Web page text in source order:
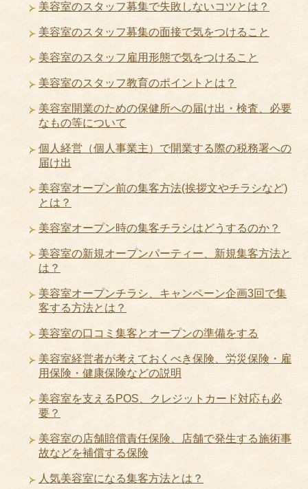
美容室のスタッフ募集で失敗しないコツとは？
美容室のスタッフ募集の面接で気をつけること
美容室のスタッフ雇用形態で気をつけること
美容室のスタッフ教育のポイントとは？
美容室開業のための保健所への届け出・検査、必要
なもの等について
個人経営（個人事業主）で開業する際の税務署への
届け出
美容室オープン前の集客方法(挨拶文やチラシなど)
とは？
美容室オープン時の集客チラシはどうするのか？
美容室の新規オープンパーティー、新規集客方法と
は？
美容室オープンチラシ、キャンペーン企画3回で集
客する方法とは？
美容室の口コミ集客とオープンの準備をする
美容室経営者が考えておくべき保険、労災保険・雇
用保険・健康保険などの説明
美容室を支えるPOS、クレジットカード対応も必
要？
美容室の店舗賠償責任保険、店舗で発生する施術事
故などを補償する保険
人気美容室になる集客方法とは？